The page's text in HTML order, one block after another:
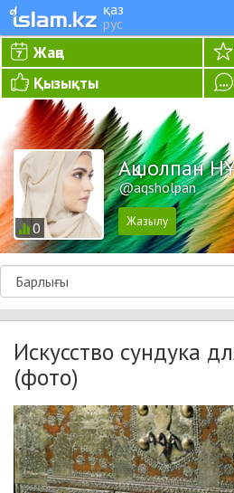
қаз
рус
Жаңа
Қызықты
0
Ақшолпан
@aqsholpan
Искусство сундука
(фото)